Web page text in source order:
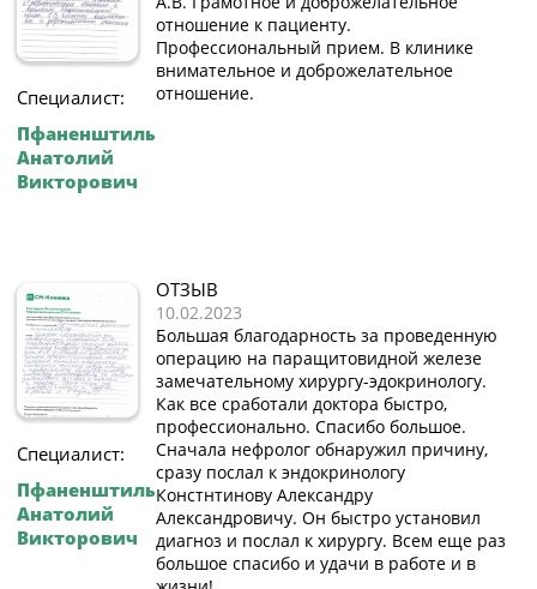
Специалист:
Пфаненштиль
Анатолий
Викторович
отношение к пациенту.
Профессиональный прием. В клинике
внимательное и доброжелательное
отношение.
Специалист:
Пфаненштиль
Анатолий
Викторович
ОТЗЫВ
10.02.2023
Большая благодарность за проведенную
операцию на паращитовидной железе
замечательному хирургу-эдокринологу.
Как все сработали доктора быстро,
профессионально. Спасибо большое.
Сначала нефролог обнаружил причину,
сразу послал к эндокринологу
Констнтинову Александру
Александровичу. Он быстро установил
диагноз и послал к хирургу. Всем еще раз
большое спасибо и удачи в работе и в